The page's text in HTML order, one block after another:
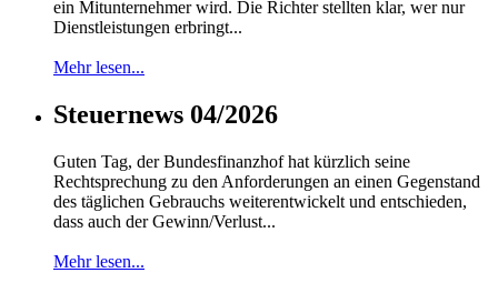
ein Mitunternehmer wird. Die Richter stellten klar, wer nur
Dienstleistungen erbringt...
Mehr lesen...
Steuernews 04/2026
Guten Tag, der Bundesfinanzhof hat kürzlich seine
Rechtsprechung zu den Anforderungen an einen Gegenstand
des täglichen Gebrauchs weiterentwickelt und entschieden,
dass auch der Gewinn/Verlust...
Mehr lesen...